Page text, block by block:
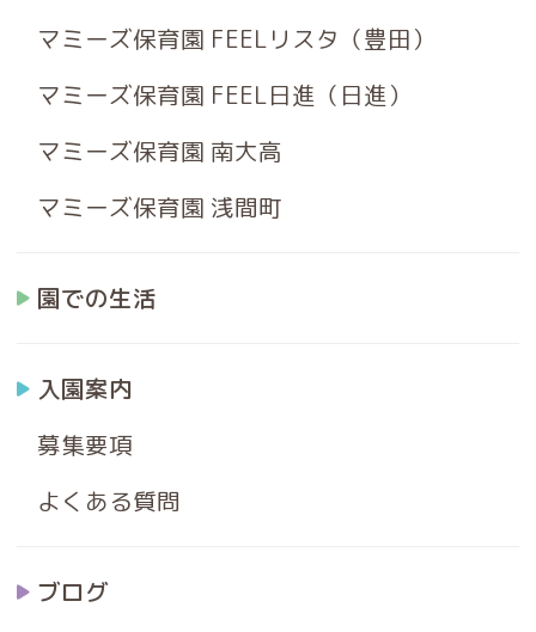
マミーズ保育園 FEELリスタ（豊田）
マミーズ保育園 FEEL日進（日進）
マミーズ保育園 南大高
マミーズ保育園 浅間町
園での生活
入園案内
募集要項
よくある質問
ブログ